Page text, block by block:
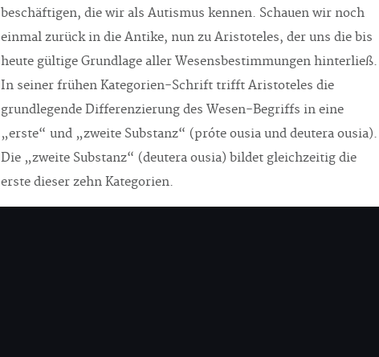
beschäftigen, die wir als Autismus kennen. Schauen wir noch
einmal zurück in die Antike, nun zu Aristoteles, der uns die bis
heute gültige Grundlage aller Wesensbestimmungen hinterließ.
In seiner frühen Kategorien-Schrift trifft Aristoteles die
grundlegende Differenzierung des Wesen-Begriffs in eine
„erste“ und „zweite Substanz“ (próte ousia und deutera ousia).
Die „zweite Substanz“ (deutera ousia) bildet gleichzeitig die
erste dieser zehn Kategorien.